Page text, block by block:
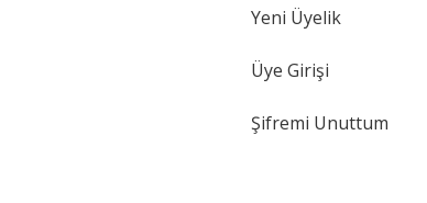
Yeni Üyelik
Üye Girişi
Şifremi Unuttum